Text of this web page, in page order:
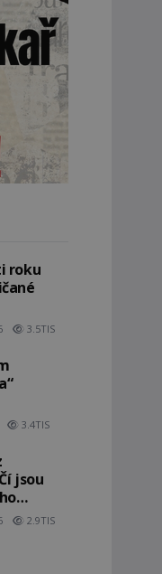
roku
3.5TIS
3.4TIS
jsou
2.9TIS